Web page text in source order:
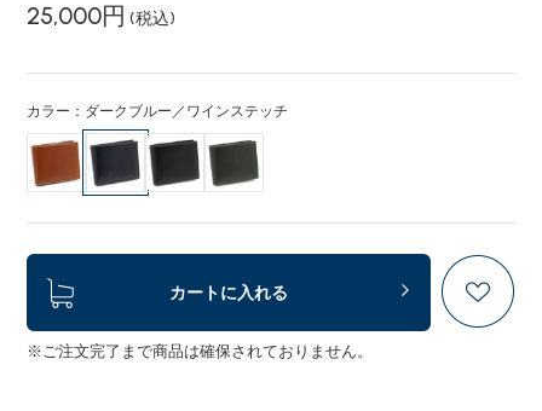
25,000円 (税込)
カラー：ダークブルー／ワインステッチ
カートに入れる
※ご注文完了まで商品は確保されておりません。